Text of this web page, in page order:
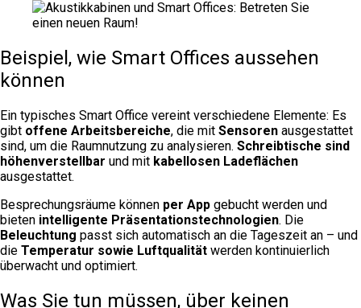
Beispiel, wie Smart Offices aussehen
können
Ein typisches Smart Office vereint verschiedene Elemente: Es
gibt offene Arbeitsbereiche, die mit Sensoren ausgestattet
sind, um die Raumnutzung zu analysieren. Schreibtische sind
höhenverstellbar und mit kabellosen Ladeflächen
ausgestattet.
Besprechungsräume können per App gebucht werden und
bieten intelligente Präsentationstechnologien. Die
Beleuchtung passt sich automatisch an die Tageszeit an – und
die Temperatur sowie Luftqualität werden kontinuierlich
überwacht und optimiert.
Was Sie tun müssen, über keinen